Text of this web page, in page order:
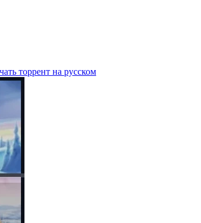
торрент на русском